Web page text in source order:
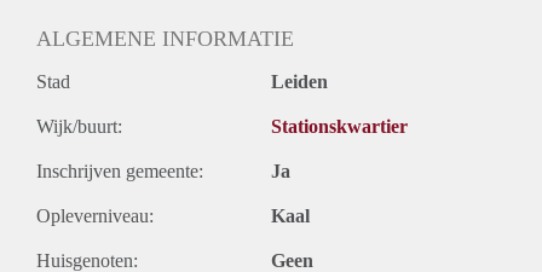
ALGEMENE INFORMATIE
Stad Leiden
Wijk/buurt: Stationskwartier
Inschrijven gemeente: Ja
Opleverniveau: Kaal
Huisgenoten: Geen